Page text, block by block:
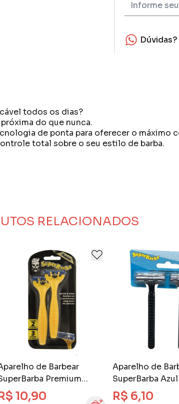
Dúvidas?
todos os dias?
do que nunca.
de ponta para oferecer o máximo
total sobre o seu estilo de barba.
RELACIONADOS
de Barbear
Premium
2 unidades
10,90
Aparelho de
SuperBarba
unidades
R$ 6,10